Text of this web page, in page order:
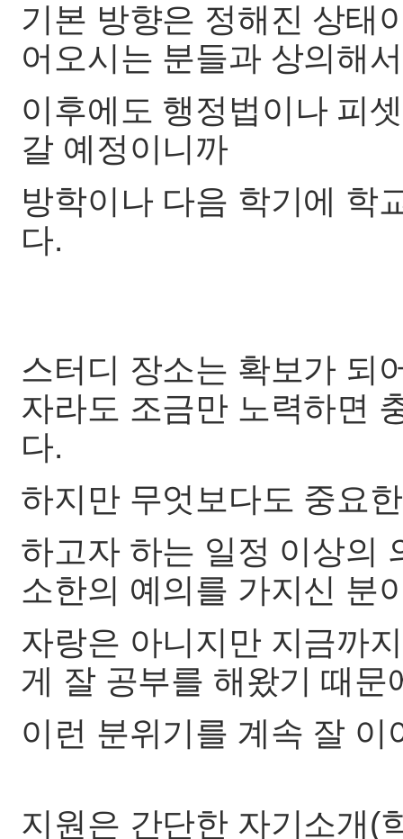
기본 방향은 정해진 상태
어오시는 분들과 상의해
이후에도 행정법이나 피
갈 예정이니까
방학이나 다음 학기에 학
다.
스터디 장소는 확보가 되
자라도 조금만 노력하면
다.
하지만 무엇보다도 중요
하고자 하는 일정 이상의
소한의 예의를 가지신 분
자랑은 아니지만 지금까
게 잘 공부를 해왔기 때문
이런 분위기를 계속 잘
지원은 간단한 자기소개(